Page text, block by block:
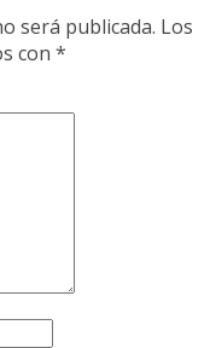
será publicada. Los
con *